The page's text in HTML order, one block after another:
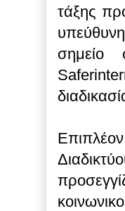
τάξης
σημείο